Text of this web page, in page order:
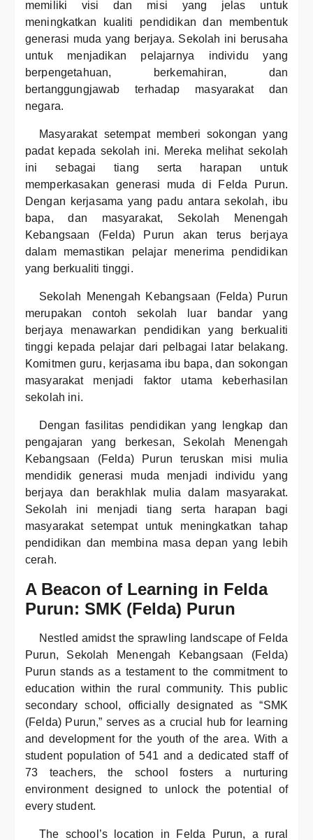
memiliki visi dan misi yang jelas untuk
meningkatkan kualiti pendidikan dan membentuk
generasi muda yang berjaya. Sekolah ini berusaha
untuk menjadikan pelajarnya individu yang
berpengetahuan, berkemahiran, dan
bertanggungjawab terhadap masyarakat dan
negara.
Masyarakat setempat memberi sokongan yang
padat kepada sekolah ini. Mereka melihat sekolah
ini sebagai tiang serta harapan untuk
memperkasakan generasi muda di Felda Purun.
Dengan kerjasama yang padu antara sekolah, ibu
bapa, dan masyarakat, Sekolah Menengah
Kebangsaan (Felda) Purun akan terus berjaya
dalam memastikan pelajar menerima pendidikan
yang berkualiti tinggi.
Sekolah Menengah Kebangsaan (Felda) Purun
merupakan contoh sekolah luar bandar yang
berjaya menawarkan pendidikan yang berkualiti
tinggi kepada pelajar dari pelbagai latar belakang.
Komitmen guru, kerjasama ibu bapa, dan sokongan
masyarakat menjadi faktor utama keberhasilan
sekolah ini.
Dengan fasilitas pendidikan yang lengkap dan
pengajaran yang berkesan, Sekolah Menengah
Kebangsaan (Felda) Purun teruskan misi mulia
mendidik generasi muda menjadi individu yang
berjaya dan berakhlak mulia dalam masyarakat.
Sekolah ini menjadi tiang serta harapan bagi
masyarakat setempat untuk meningkatkan tahap
pendidikan dan membina masa depan yang lebih
cerah.
A Beacon of Learning in Felda
Purun: SMK (Felda) Purun
Nestled amidst the sprawling landscape of Felda
Purun, Sekolah Menengah Kebangsaan (Felda)
Purun stands as a testament to the commitment to
education within the rural community. This public
secondary school, officially designated as “SMK
(Felda) Purun,” serves as a crucial hub for learning
and development for the youth of the area. With a
student population of 541 and a dedicated staff of
73 teachers, the school fosters a nurturing
environment designed to unlock the potential of
every student.
The school’s location in Felda Purun, a rural